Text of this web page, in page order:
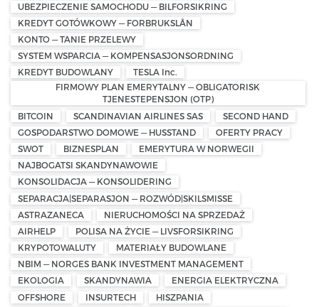
UBEZPIECZENIE SAMOCHODU — BILFORSIKRING
KREDYT GOTÓWKOWY — FORBRUKSLÅN
KONTO — TANIE PRZELEWY
SYSTEM WSPARCIA — KOMPENSASJONSORDNING
KREDYT BUDOWLANY
TESLA Inc.
FIRMOWY PLAN EMERYTALNY — OBLIGATORISK
TJENESTEPENSJON (OTP)
BITCOIN
SCANDINAVIAN AIRLINES SAS
SECOND HAND
GOSPODARSTWO DOMOWE — HUSSTAND
OFERTY PRACY
SWOT
BIZNESPLAN
EMERYTURA W NORWEGII
NAJBOGATSI SKANDYNAWOWIE
KONSOLIDACJA — KONSOLIDERING
SEPARACJA|SEPARASJON — ROZWÓD|SKILSMISSE
ASTRAZANECA
NIERUCHOMOŚCI NA SPRZEDAŻ
AIRHELP
POLISA NA ŻYCIE — LIVSFORSIKRING
KRYPOTOWALUTY
MATERIAŁY BUDOWLANE
NBIM — NORGES BANK INVESTMENT MANAGEMENT
EKOLOGIA
SKANDYNAWIA
ENERGIA ELEKTRYCZNA
OFFSHORE
INSURTECH
HISZPANIA